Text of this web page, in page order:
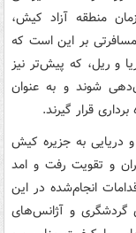
منطقه آزاد کیش،
بر این است که
و ریل، که پیش‌تر نیز
شوند و به عنوان
قرار گیرند.
دریایی به جزیره کیش
و تقویت رفت و امد
انجام‌شده در این
گردشگری و آژانس‌های